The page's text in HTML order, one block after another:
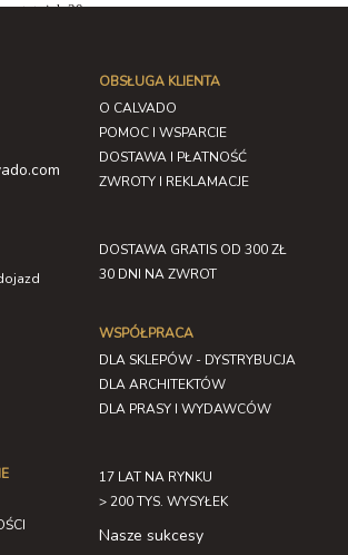
ostatnich 30
OBSŁUGA KLIENTA
O CALVADO
POMOC I WSPARCIE
DOSTAWA I PŁATNOŚĆ
ZWROTY I REKLAMACJE
DOSTAWA GRATIS OD 300 ZŁ
30 DNI NA ZWROT
WSPÓŁPRACA
DLA SKLEPÓW - DYSTRYBUCJA
DLA ARCHITEKTÓW
DLA PRASY I WYDAWCÓW
17 LAT NA RYNKU
> 200 TYS. WYSYŁEK
Nasze sukcesy